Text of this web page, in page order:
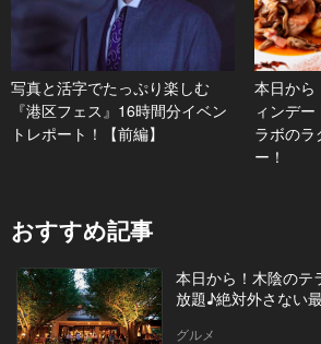
写真と活字でたっぷり楽しむ
『港区フェス』16時間分イベン
トレポート！【前編】
本日から
ィンデ
ラボのラ
ー！
おすすめ記事
本日から！木陰のテ
放題♪絶対外さない
グルメ